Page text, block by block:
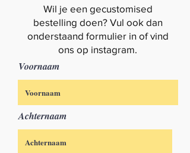
Wil je een gecustomised
bestelling doen? Vul ook dan
onderstaand formulier in of vind
ons op instagram.
Voornaam
Achternaam